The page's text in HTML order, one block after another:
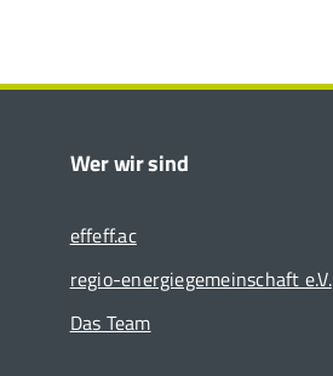
Wer wir sind
effeff.ac
regio-energiegemeinschaft e.V.
Das Team